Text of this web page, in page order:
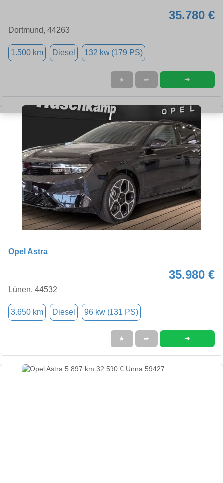
35.780 €
Dortmund, 44263
1.500 km Diesel 132 kw (179 PS)
★ ➦ ➜
Opel Astra
35.980 €
Lünen, 44532
3.650 km Diesel 96 kw (131 PS)
★ ➦ ➜